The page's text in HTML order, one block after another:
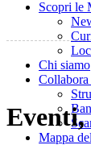
Scopri le
Chi siamo
Mappa
Eventi,